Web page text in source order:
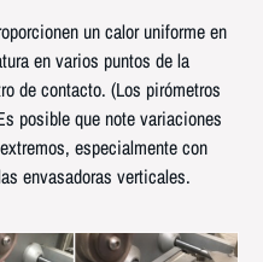
un calor uniforme en
en varios puntos de la
de contacto. (Los pirómetros
posible que note variaciones
especialmente con
envasadoras verticales.